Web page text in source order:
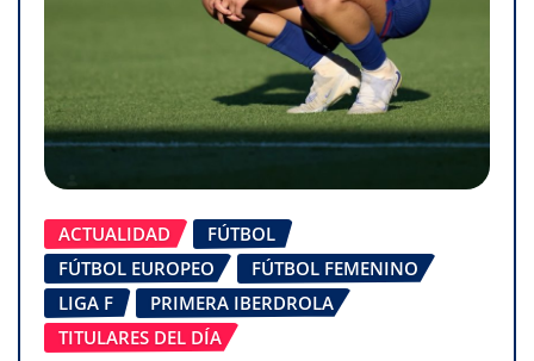
ACTUALIDAD
FÚTBOL
FÚTBOL EUROPEO
FÚTBOL FEMENINO
LIGA F
PRIMERA IBERDROLA
TITULARES DEL DÍA